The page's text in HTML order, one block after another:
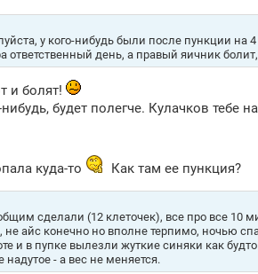
у кого-нибудь были после пункции на
ответственный день, а правый яичник
и болят!
будет полегче. Кулачков тебе
куда-то Как там ее пункция?
сделали (12 клеточек), все про все 10
айс конечно но вполне терпимо, ночью
и в пупке вылезли жуткие синяки как
- а вес не меняется.